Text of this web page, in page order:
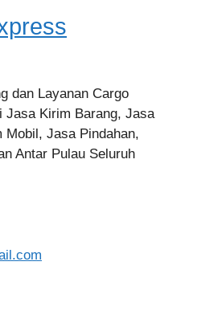
dan Layanan Cargo
Jasa Kirim Barang, Jasa
Jasa Pindahan,
Antar Pulau Seluruh